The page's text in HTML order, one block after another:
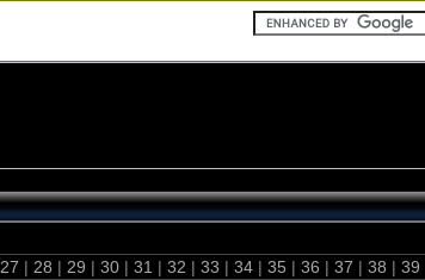
27 | 28 | 29 | 30 | 31 | 32 | 33 | 34 | 35 | 36 | 37 | 38 | 39